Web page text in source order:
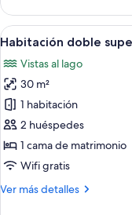
cuádruple
estándar
Abrir
todas
las
fotos
de
Habitación
doble
superior
9
Habitación doble
Vistas al lago
30 m²
1 habitación
2 huéspedes
1 cama de matrimonio
Wifi gratis
Ver más detalles
Más